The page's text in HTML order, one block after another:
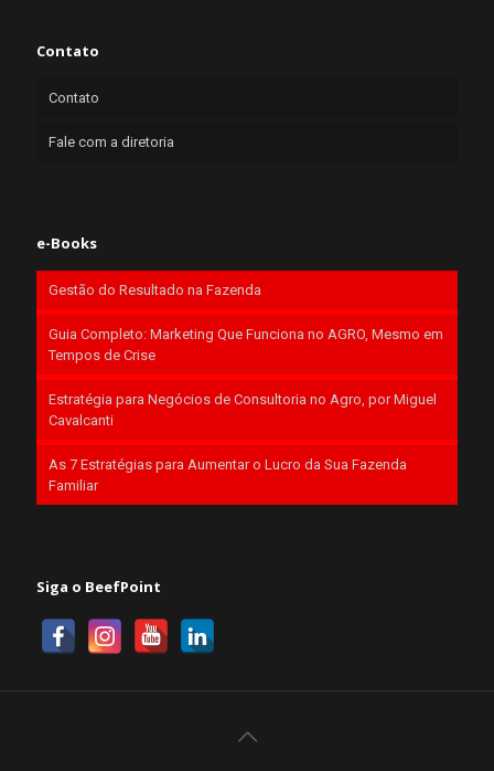
Contato
Contato
Fale com a diretoria
e-Books
Gestão do Resultado na Fazenda
Guia Completo: Marketing Que Funciona no AGRO, Mesmo em
Tempos de Crise
Estratégia para Negócios de Consultoria no Agro, por Miguel
Cavalcanti
As 7 Estratégias para Aumentar o Lucro da Sua Fazenda
Familiar
Siga o BeefPoint